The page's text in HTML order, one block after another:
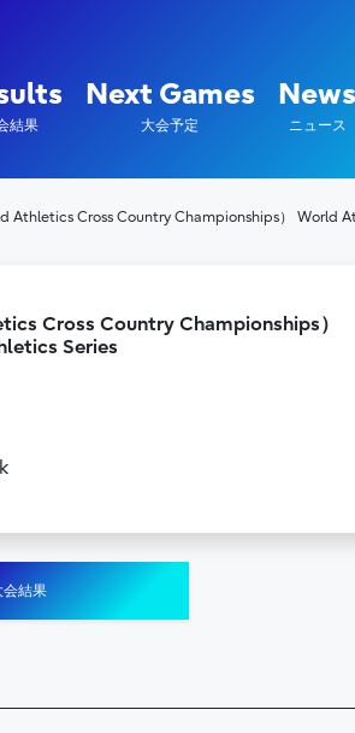
結果
Next Games
大会予定
News
ニュース
Athletics Cross Country Championships） World
Cross Country Championships）
Series
結果